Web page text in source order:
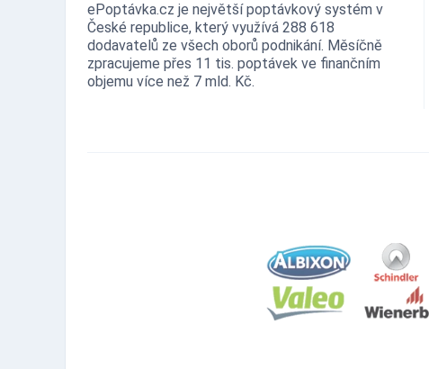
ePoptávka.cz je největší poptávkový systém v
České republice, který využívá 288 618
dodavatelů ze všech oborů podnikání. Měsíčně
zpracujeme přes 11 tis. poptávek ve finančním
objemu více než 7 mld. Kč.